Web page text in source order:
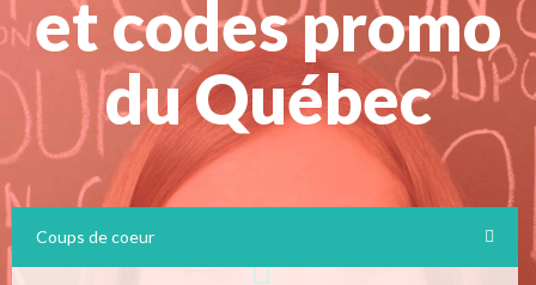
et codes promo
du Québec
Coups de coeur